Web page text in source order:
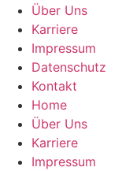
Über Uns
Karriere
Impressum
Datenschutz
Kontakt
Home
Über Uns
Karriere
Impressum